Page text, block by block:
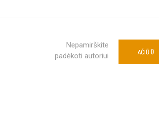
Nepamirškite
padėkoti autoriui
AČIŪ 0